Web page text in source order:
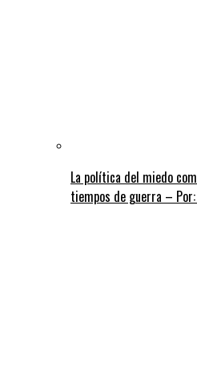
La política del miedo
tiempos de guerra –